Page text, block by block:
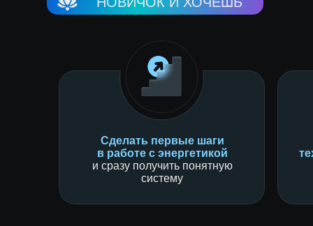
Сделать первые шаги
в работе с энергетикой
и сразу получить понятную
систему